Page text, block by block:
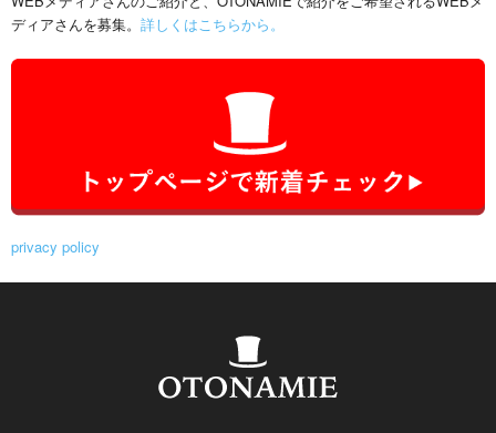
ディアさんを募集。 詳しくはこちらから。
privacy policy